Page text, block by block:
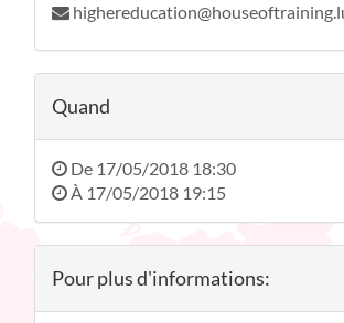
Quand
De 17/05/2018 18:30
À 17/05/2018 19:15
Pour plus d'informations: